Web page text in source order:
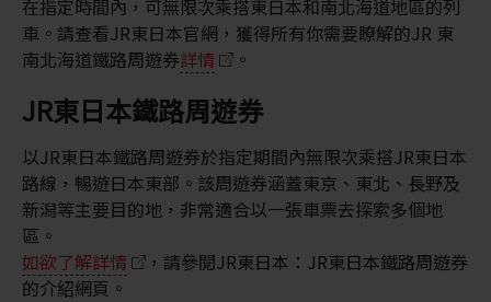
在指定時間內，可無限次乘搭東日本和南北海道地區的列
車。請查看JR東日本官網，獲得所有你需要瞭解的JR 東
南北海道鐵路周遊券詳情 。
JR東日本鐵路周遊券
以JR東日本鐵路周遊券於指定期間內無限次乘搭JR東日本
路線，暢遊日本東部。該周遊券涵蓋東京、東北、長野及
新潟等主要目的地，非常適合以一張車票去探索多個地
區。
如欲了解詳情
，請參閱JR東日本：JR東日本鐵路周遊券
的介紹網頁。